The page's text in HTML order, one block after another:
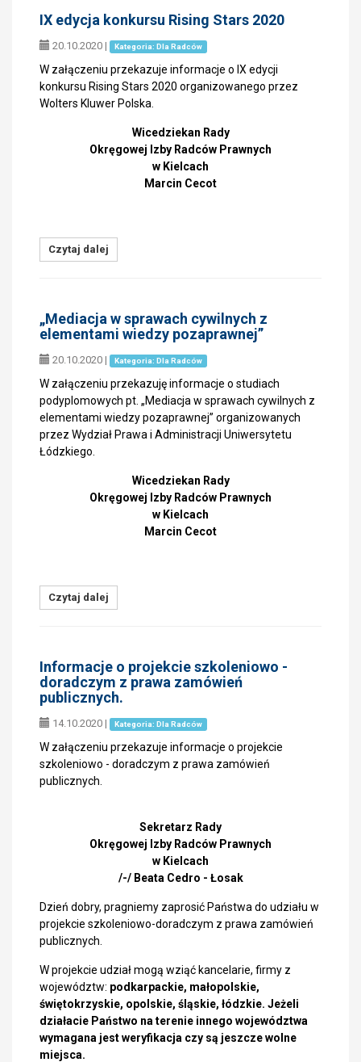
IX edycja konkursu Rising Stars 2020
20.10.2020 | Kategoria: Dla Radców
W załączeniu przekazuje informacje o IX edycji
konkursu Rising Stars 2020 organizowanego przez
Wolters Kluwer Polska.
Wicedziekan Rady
Okręgowej Izby Radców Prawnych
w Kielcach
Marcin Cecot
Czytaj dalej
„Mediacja w sprawach cywilnych z
elementami wiedzy pozaprawnej”
20.10.2020 | Kategoria: Dla Radców
W załączeniu przekazuję informacje o studiach
podyplomowych pt. „Mediacja w sprawach cywilnych z
elementami wiedzy pozaprawnej” organizowanych
przez Wydział Prawa i Administracji Uniwersytetu
Łódzkiego.
Wicedziekan Rady
Okręgowej Izby Radców Prawnych
w Kielcach
Marcin Cecot
Czytaj dalej
Informacje o projekcie szkoleniowo -
doradczym z prawa zamówień
publicznych.
14.10.2020 | Kategoria: Dla Radców
W załączeniu przekazuje informacje o projekcie
szkoleniowo - doradczym z prawa zamówień
publicznych.
Sekretarz Rady
Okręgowej Izby Radców Prawnych
w Kielcach
/-/ Beata Cedro - Łosak
Dzień dobry, pragniemy zaprosić Państwa do udziału w
projekcie szkoleniowo-doradczym z prawa zamówień
publicznych.
W projekcie udział mogą wziąć kancelarie, firmy z
województw: podkarpackie, małopolskie,
świętokrzyskie, opolskie, śląskie, łódzkie. Jeżeli
działacie Państwo na terenie innego województwa
wymagana jest weryfikacja czy są jeszcze wolne
miejsca.